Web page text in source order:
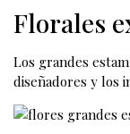
Florales
Los grandes
diseñadores y los